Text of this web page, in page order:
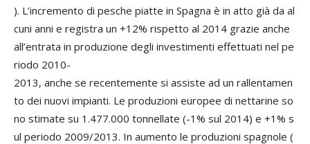
). L’incremento di pesche piatte in Spagna è in atto già da al
cuni anni e registra un +12% rispetto al 2014 grazie anche
all’entrata in produzione degli investimenti effettuati nel pe
riodo 2010-
2013, anche se recentemente si assiste ad un rallentamen
to dei nuovi impianti. Le produzioni europee di nettarine so
no stimate su 1.477.000 tonnellate (-1% sul 2014) e +1% s
ul periodo 2009/2013. In aumento le produzioni spagnole (